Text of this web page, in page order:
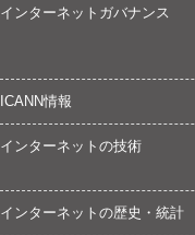
インターネットガバナンス
ICANN情報
インターネットの技術
インターネットの歴史・統計